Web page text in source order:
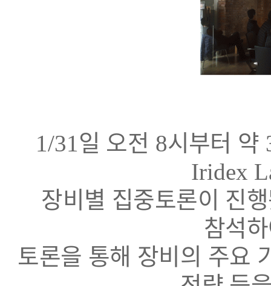
1/31일 오전 8시부터 약
Iridex
장비별 집중토론이 진
참석
토론을 통해 장비의 주요